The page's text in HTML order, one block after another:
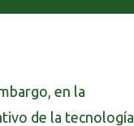
en la
de la tecnología